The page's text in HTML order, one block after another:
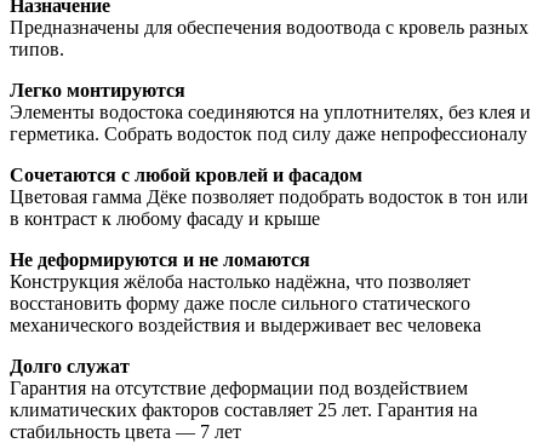
Назначение
Предназначены для обеспечения водоотвода с кровель разных
типов.
Легко монтируются
Элементы водостока соединяются на уплотнителях, без клея и
герметика. Собрать водосток под силу даже непрофессионалу
Сочетаются с любой кровлей и фасадом
Цветовая гамма Дёке позволяет подобрать водосток в тон или
в контраст к любому фасаду и крыше
Не деформируются и не ломаются
Конструкция жёлоба настолько надёжна, что позволяет
восстановить форму даже после сильного статического
механического воздействия и выдерживает вес человека
Долго служат
Гарантия на отсутствие деформации под воздействием
климатических факторов составляет 25 лет. Гарантия на
стабильность цвета — 7 лет